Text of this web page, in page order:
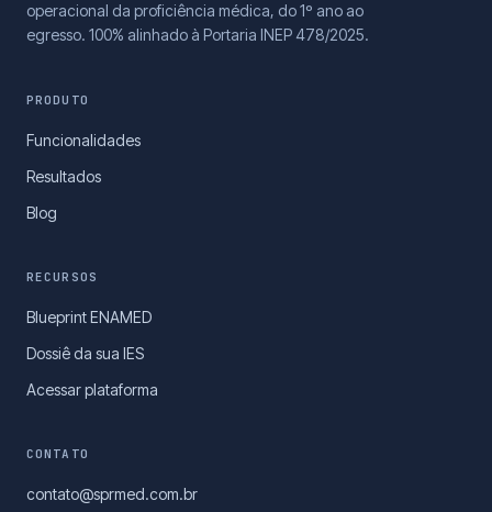
operacional da proficiência médica, do 1º ano ao
egresso. 100% alinhado à Portaria INEP 478/2025.
PRODUTO
Funcionalidades
Resultados
Blog
RECURSOS
Blueprint ENAMED
Dossiê da sua IES
Acessar plataforma
CONTATO
contato@sprmed.com.br